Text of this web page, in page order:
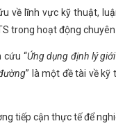
về lĩnh vực kỹ thuật,
trong hoạt động
cứu “Ứng dụng định lý
” là một đề tài về
tiếp cận thực tế để